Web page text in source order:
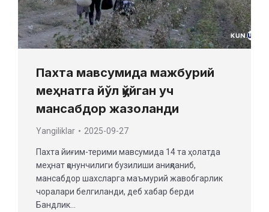
Пахта мавсумида мажбурий
меҳнатга йўл қўйган уч
мансабдор жазоланди
Yangiliklar 2025-09-27
Пахта йиғим-терими мавсумида 14 та ҳолатда
меҳнат қонунчилиги бузилиши аниқланиб,
мансабдор шахсларга маъмурий жавобгарлик
чоралари белгиланди, деб хабар берди
Бандлик…